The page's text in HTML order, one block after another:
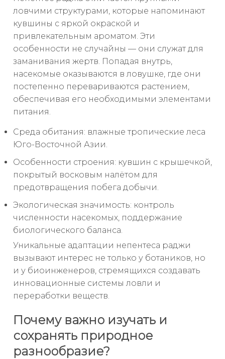
ловчими структурами, которые напоминают
кувшины с яркой окраской и
привлекательным ароматом. Эти
особенности не случайны — они служат для
заманивания жертв. Попадая внутрь,
насекомые оказываются в ловушке, где они
постепенно перевариваются растением,
обеспечивая его необходимыми элементами
питания.
Среда обитания: влажные тропические леса
Юго-Восточной Азии.
Особенности строения: кувшин с крышечкой,
покрытый восковым налётом для
предотвращения побега добычи.
Экологическая значимость: контроль
численности насекомых, поддержание
биологического баланса.
Уникальные адаптации непентеса раджи
вызывают интерес не только у ботаников, но
и у биоинженеров, стремящихся создавать
инновационные системы ловли и
переработки веществ.
Почему важно изучать и
сохранять природное
разнообразие?